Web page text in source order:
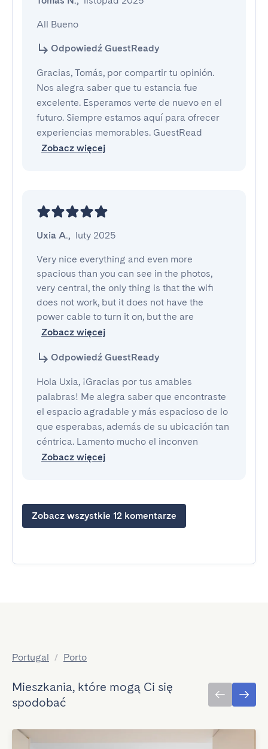
All Bueno
Odpowiedź GuestReady
Gracias, Tomás, por compartir tu opinión.
Nos alegra saber que tu estancia fue
excelente. Esperamos verte de nuevo en el
futuro. Siempre estamos aquí para ofrecer
experiencias memorables. GuestRead
Zobacz więcej
Uxia A., luty 2025
Very nice everything and even more
spacious than you can see in the photos,
very central, the only thing is that the wifi
does not work, but it does not have the
power cable to turn it on, but the are
Zobacz więcej
Odpowiedź GuestReady
Hola Uxia, ¡Gracias por tus amables
palabras! Me alegra saber que encontraste
el espacio agradable y más espacioso de lo
que esperabas, además de su ubicación tan
céntrica. Lamento mucho el inconven
Zobacz więcej
Zobacz wszystkie 12 komentarze
Portugal / Porto
Mieszkania, które mogą Ci się
spodobać